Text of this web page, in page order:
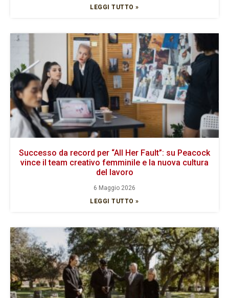
LEGGI TUTTO »
Successo da record per “All Her Fault”: su Peacock
vince il team creativo femminile e la nuova cultura
del lavoro
6 Maggio 2026
LEGGI TUTTO »